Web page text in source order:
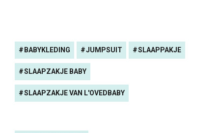
BABYKLEDING JUMPSUIT SLAAPPAKJE
SLAAPZAKJE BABY
SLAAPZAKJE VAN L'OVEDBABY